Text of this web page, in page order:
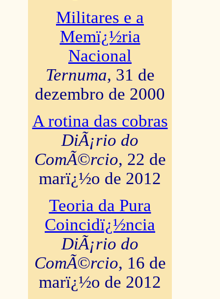
Militares e a
Memï¿½ria
Nacional
Ternuma, 31 de
dezembro de 2000
A rotina das cobras
DiÃ¡rio do
ComÃ©rcio, 22 de
marï¿½o de 2012
Teoria da Pura
Coincidï¿½ncia
DiÃ¡rio do
ComÃ©rcio, 16 de
marï¿½o de 2012